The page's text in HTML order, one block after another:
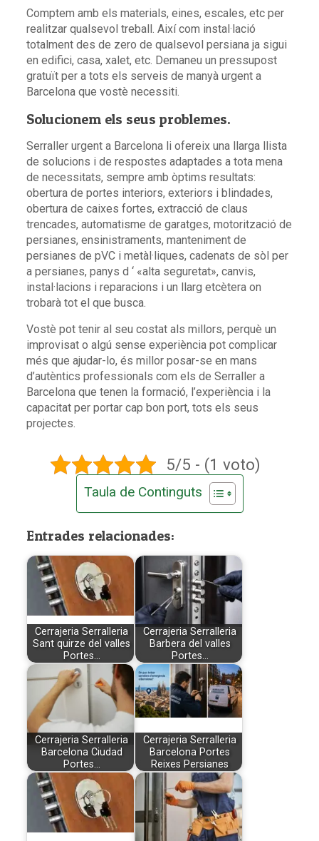
Comptem amb els materials, eines, escales, etc per
realitzar qualsevol treball. Així com instal·lació
totalment des de zero de qualsevol persiana ja sigui
en edifici, casa, xalet, etc. Demaneu un pressupost
gratuït per a tots els serveis de manyà urgent a
Barcelona que vostè necessiti.
Solucionem els seus problemes.
Serraller urgent a Barcelona li ofereix una llarga llista
de solucions i de respostes adaptades a tota mena
de necessitats, sempre amb òptims resultats:
obertura de portes interiors, exteriors i blindades,
obertura de caixes fortes, extracció de claus
trencades, automatisme de garatges, motorització de
persianes, ensinistraments, manteniment de
persianes de pVC i metàl·liques, cadenats de sòl per
a persianes, panys d ‘ «alta seguretat», canvis,
instal·lacions i reparacions i un llarg etcètera on
trobarà tot el que busca.
Vostè pot tenir al seu costat als millors, perquè un
improvisat o algú sense experiència pot complicar
més que ajudar-lo, és millor posar-se en mans
d’autèntics professionals com els de Serraller a
Barcelona que tenen la formació, l’experiència i la
capacitat per portar cap bon port, tots els seus
projectes.
5/5 - (1 voto)
Taula de Continguts
Entrades relacionades:
Cerrajeria Serralleria
Sant quirze del valles
Portes…
Cerrajeria Serralleria
Barbera del valles
Portes…
Cerrajeria Serralleria
Barcelona Ciudad
Portes…
Cerrajeria Serralleria
Barcelona Portes
Reixes Persianes